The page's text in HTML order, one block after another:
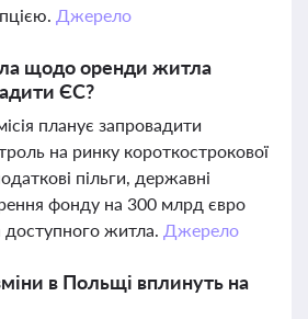
Джерело
щодо оренди житла
ЄС?
планує запровадити
на ринку короткострокової
пільги, державні
фонду на 300 млрд євро
доступного житла. Джерело
в Польщі вплинуть на